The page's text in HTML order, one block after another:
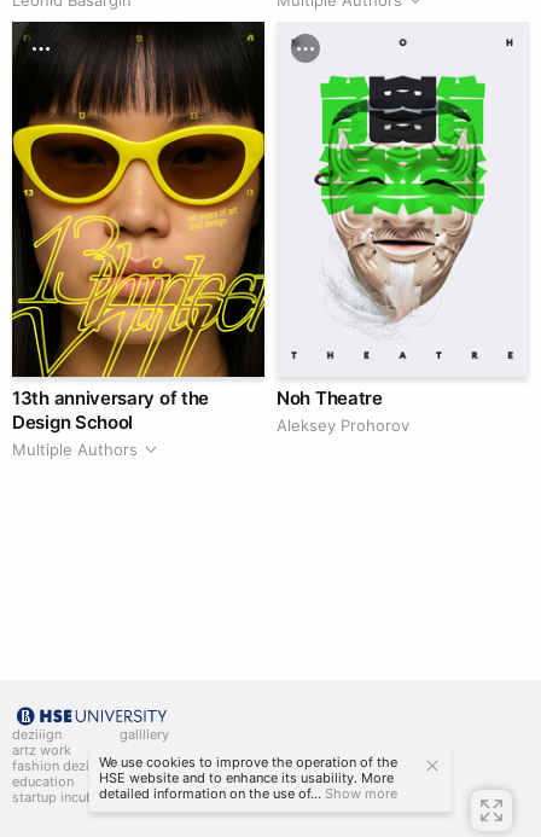
13th anniversary of the
Design School
Multiple Authors
Noh Theatre
Aleksey Prohorov
deziiign
artz work
fashion deziiign
education
startup incubator
gallllery
kiiids.art
We use cookies to improve the operation of the
HSE website and to enhance its usability. More
detailed information on the use of... Show more